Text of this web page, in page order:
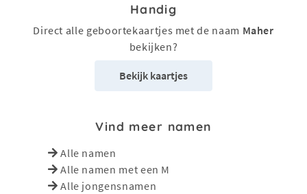
Handig
Direct alle geboortekaartjes met de naam Maher
bekijken?
Bekijk kaartjes
Vind meer namen
Alle namen
Alle namen met een M
Alle jongensnamen